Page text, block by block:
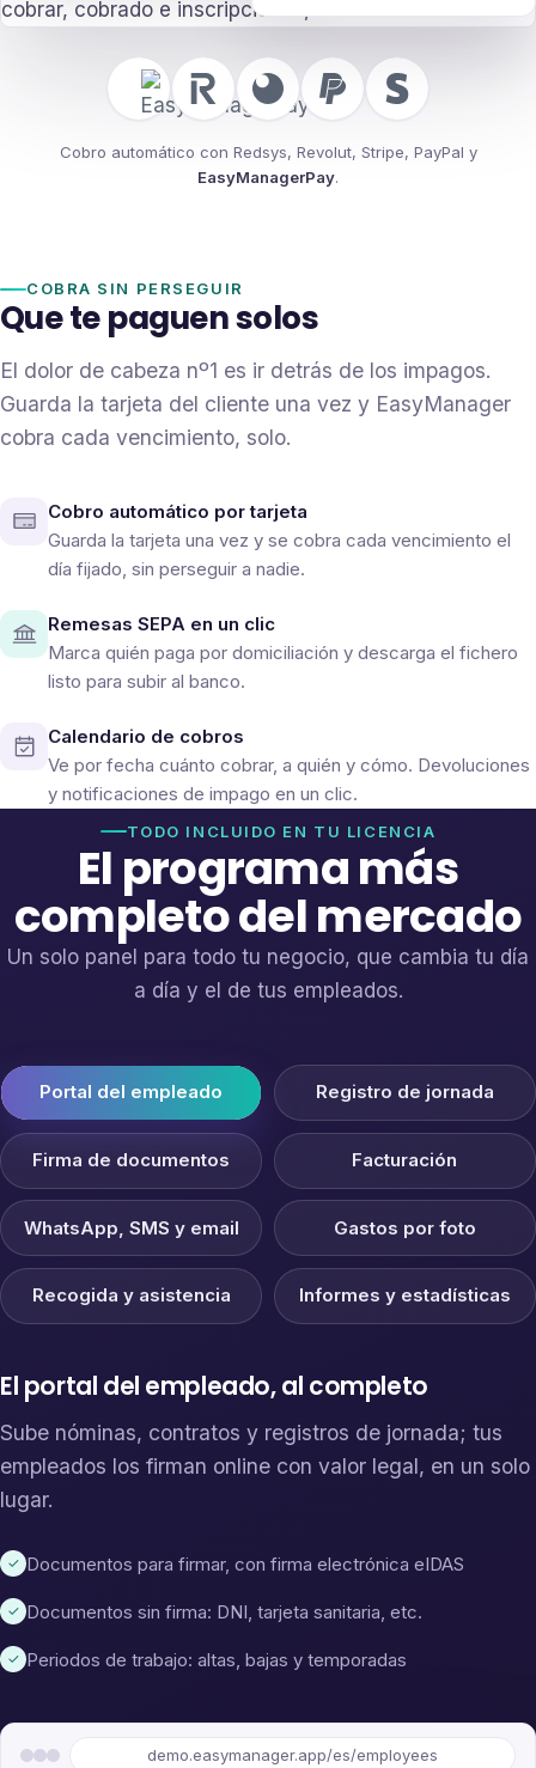
Cobro automático con Redsys, Revolut, Stripe, PayPal y
EasyManagerPay.
COBRA SIN PERSEGUIR
Que te paguen solos
El dolor de cabeza nº1 es ir detrás de los impagos.
Guarda la tarjeta del cliente una vez y EasyManager
cobra cada vencimiento, solo.
Cobro automático por tarjeta
Guarda la tarjeta una vez y se cobra cada vencimiento el
día fijado, sin perseguir a nadie.
Remesas SEPA en un clic
Marca quién paga por domiciliación y descarga el fichero
listo para subir al banco.
Calendario de cobros
Ve por fecha cuánto cobrar, a quién y cómo. Devoluciones
y notificaciones de impago en un clic.
TODO INCLUIDO EN TU LICENCIA
El programa más
completo del mercado
Un solo panel para todo tu negocio, que cambia tu día
a día y el de tus empleados.
Portal del empleado Registro de jornada
Firma de documentos Facturación
WhatsApp, SMS y email Gastos por foto
Recogida y asistencia Informes y estadísticas
El portal del empleado, al completo
Sube nóminas, contratos y registros de jornada; tus
empleados los firman online con valor legal, en un solo
lugar.
✓ Documentos para firmar, con firma electrónica eIDAS
✓ Documentos sin firma: DNI, tarjeta sanitaria, etc.
✓ Periodos de trabajo: altas, bajas y temporadas
demo.easymanager.app/es/employees